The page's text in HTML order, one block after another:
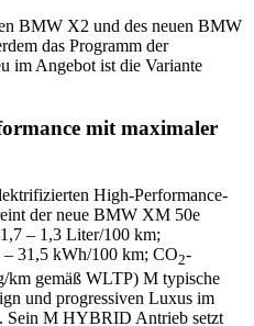
BMW X2 und des neuen BMW
das Programm der
im Angebot ist die Variante
mit maximaler
High-Performance-
der neue BMW XM 50e
– 1,3 Liter/100 km;
– 31,5 kWh/100 km; CO2-
km gemäß WLTP) M typische
und progressiven Luxus im
Sein M HYBRID Antrieb setzt